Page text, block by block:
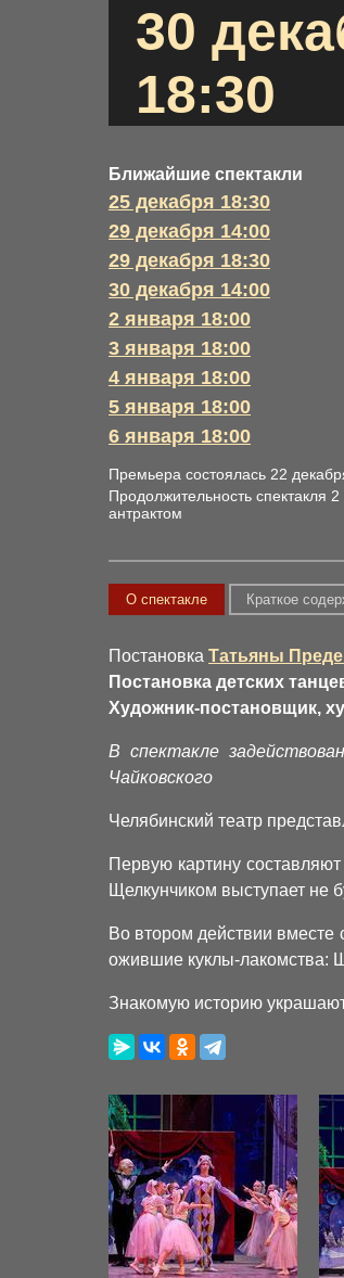
30
18:30
Ближайшие спектакли
25 декабря 18:30
29 декабря 14:00
29 декабря 18:30
30 декабря 14:00
2 января 18:00
3 января 18:00
4 января 18:00
5 января 18:00
6 января 18:00
Премьера состоялась 22
Продолжительность спектакля
антрактом
О спектакле Краткое
Постановка Татьяны
Постановка детских
Художник-постановщик,
В спектакле
Чайковского
Челябинский театр
Первую картину
Щелкунчиком выступает не
Во втором действии вместе
ожившие куклы-лакомства:
Знакомую историю